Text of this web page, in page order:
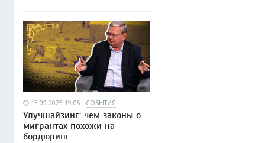
15.09.2025 19:05 СОБЫТИЯ
Улучшайзинг: чем законы о
мигрантах похожи на
бордюринг